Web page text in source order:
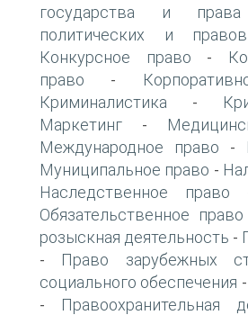
государства и права
политических и
Конкурсное право -
право -
Криминалистика -
Маркетинг -
Международное право -
Муниципальное право -
Наследственное право
Обязательственное право
розыскная деятельность -
- Право зарубежных
социального обеспечения -
- Правоохранительная